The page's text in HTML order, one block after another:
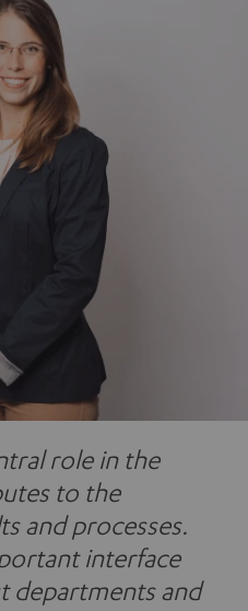
role in the
to the
and processes.
interface
departments and